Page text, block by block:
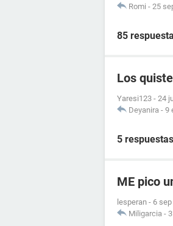
Romi - 25
85
Los
Yaresi123 - 24
Deyanira - 9
5 respuestas
ME pico
lesperan - 6
Miligarcia -